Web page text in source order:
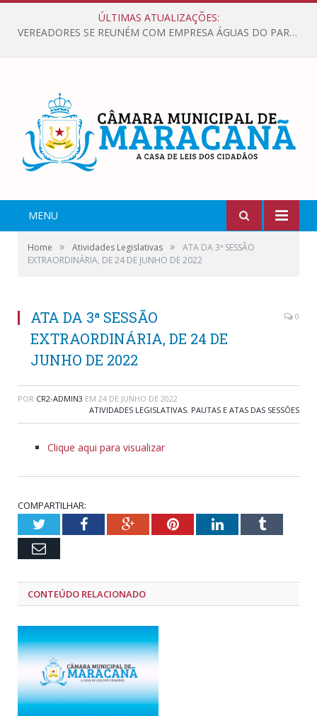
ÚLTIMAS ATUALIZAÇÕES:
VEREADORES SE REUNÉM COM EMPRESA ÁGUAS DO PARÁ, PARA APRESENTAR REIVINDICAÇÕES E MELHORIAS NA QUALIDADE DOS SERVIÇOS OFERECIDOS Á POPULAÇÃO.
MENU
Home » Atividades Legislativas »
ATA DA 3ª SESSÃO
EXTRAORDINÁRIA, DE 24 DE JUNHO DE 2022
ATA DA 3ª SESSÃO
EXTRAORDINÁRIA, DE 24 DE
JUNHO DE 2022
0
POR CR2-ADMIN3 EM 24 DE JUNHO DE 2022
ATIVIDADES LEGISLATIVAS, PAUTAS E ATAS DAS SESSÕES
Clique aqui para visualizar
COMPARTILHAR:
TwitterFacebookGoogle+PinterestLinkedInTumblr
Email
CONTEÚDO RELACIONADO